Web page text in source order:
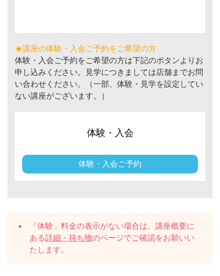
★講座の体験・入会ご予約をご希望の方
体験・入会ご予約をご希望の方は下記のボタンよりお
申し込みください。見学につきましては店舗までお問
い合わせください。（一部、体験・見学を設定してい
ない講座がございます。）
体験・入会
体験・入会ご予約
「体験」料金の表示がない場合は、講座概要に
ある詳細・持ち物のページでご確認をお願いい
たします。